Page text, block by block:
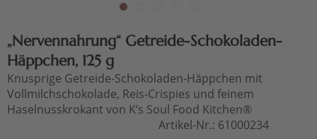
„Nervennahrung“ Getreide-Schokoladen-
Häppchen, 125 g
Knusprige Getreide-Schokoladen-Häppchen mit
Vollmilchschokolade, Reis-Crispies und feinem
Haselnusskrokant von K’s Soul Food Kitchen®
Artikel-Nr.: 61000234